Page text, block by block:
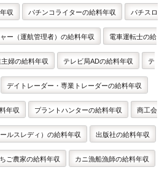
収 パチンコライターの給料年収 パチスロ
ー（運航管理者）の給料年収 電車運転士の給
婦の給料年収 テレビ局ADの給料年収 テ
デイトレーダー・専業トレーダーの給料年収
年収 プラントハンターの給料年収 商工会
ルスレディ）の給料年収 出版社の給料年収
ご農家の給料年収 カニ漁船漁師の給料年収